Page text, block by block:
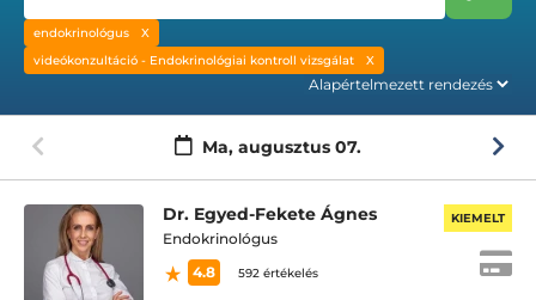
endokrinológus
videókonzultáció - Endokrinológiai kontroll vizsgálat
Ma, augusztus 07.
Dr. Egyed-Fekete Ágnes
Endokrinológus
4.8
592 értékelés
KIEMELT